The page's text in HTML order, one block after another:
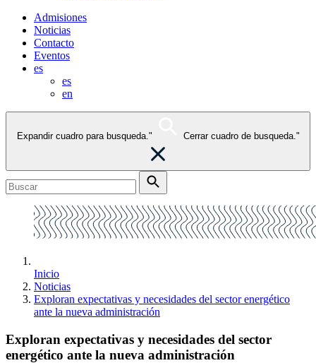
Admisiones
Noticias
Contacto
Eventos
es
es
en
Expandir cuadro para busqueda." Cerrar cuadro de busqueda."
Inicio
Noticias
Exploran expectativas y necesidades del sector energético
ante la nueva administración
Exploran expectativas y necesidades del sector
energético ante la nueva administración